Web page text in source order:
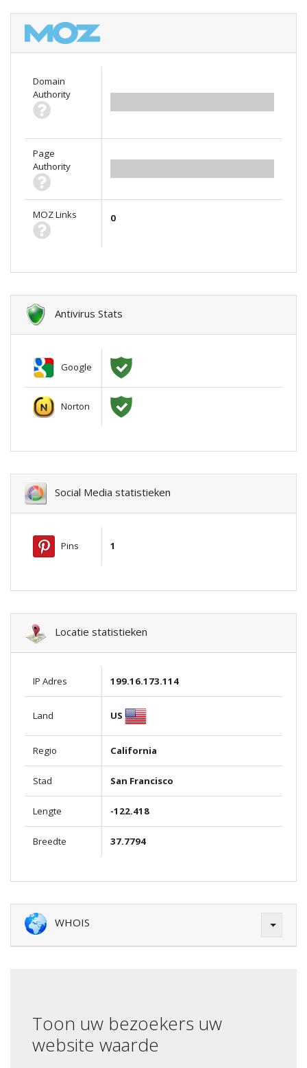
Domain
Authority
Page
Authority
MOZ Links 0
Antivirus Stats
Google
Norton
Social Media statistieken
Pins 1
Locatie statistieken
IP Adres 199.16.173.114
Land US
Regio California
Stad San Francisco
Lengte -122.418
Breedte 37.7794
WHOIS
Toon uw bezoekers uw
website waarde